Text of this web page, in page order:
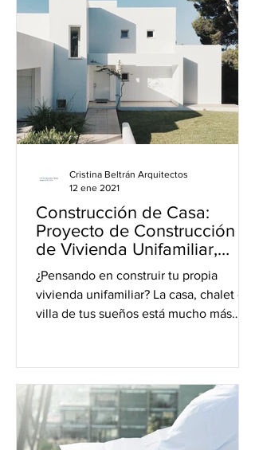
Construcción de Casa:
Proyecto de Construcción
de Vivienda Unifamiliar,
Chalet o Villa
¿Pensando en construir tu propia
vivienda unifamiliar? La casa, chalet o
villa de tus sueños está mucho más
Cristina Beltrán Arquitectos
12 ene 2021